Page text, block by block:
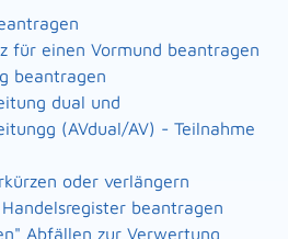
für einen Vormund beantragen
beantragen
dual und
(AVdual/AV) - Teilnahme
oder verlängern
beantragen
Abfällen zur Verwertung